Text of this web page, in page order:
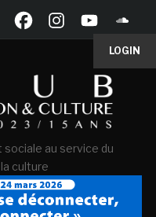
LOGIN
au service du
culture